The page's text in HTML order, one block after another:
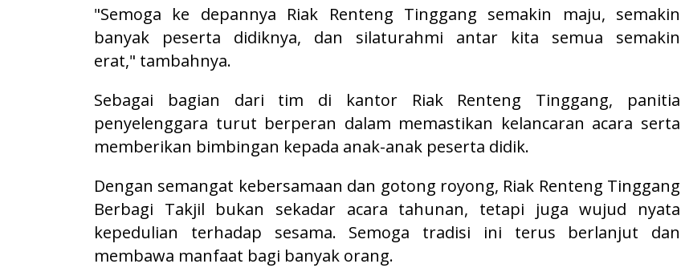
"Semoga ke depannya Riak Renteng Tinggang semakin maju, semakin
banyak peserta didiknya, dan silaturahmi antar kita semua semakin
erat," tambahnya.
Sebagai bagian dari tim di kantor Riak Renteng Tinggang, panitia
penyelenggara turut berperan dalam memastikan kelancaran acara serta
memberikan bimbingan kepada anak-anak peserta didik.
Dengan semangat kebersamaan dan gotong royong, Riak Renteng Tinggang
Berbagi Takjil bukan sekadar acara tahunan, tetapi juga wujud nyata
kepedulian terhadap sesama. Semoga tradisi ini terus berlanjut dan
membawa manfaat bagi banyak orang.